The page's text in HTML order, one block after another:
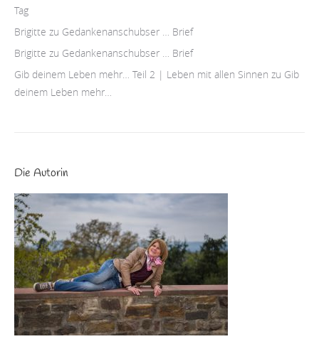
Tag
Brigitte zu Gedankenanschubser … Brief
Brigitte zu Gedankenanschubser … Brief
Gib deinem Leben mehr… Teil 2 | Leben mit allen Sinnen zu Gib
deinem Leben mehr…
Die Autorin